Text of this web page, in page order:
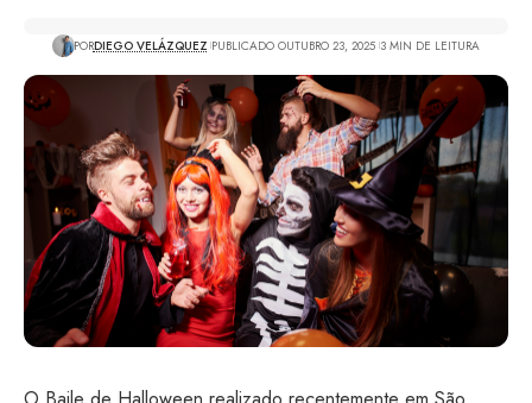
PORDIEGO VELÁZQUEZ PUBLICADO OUTUBRO 23, 2025 3 MIN DE LEITURA